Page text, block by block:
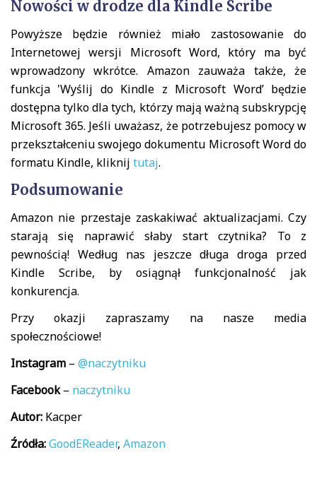
Nowości w drodze dla Kindle Scribe
Powyższe będzie również miało zastosowanie do
Internetowej wersji Microsoft Word, który ma być
wprowadzony wkrótce. Amazon zauważa także, że
funkcja 'Wyślij do Kindle z Microsoft Word’ będzie
dostępna tylko dla tych, którzy mają ważną subskrypcję
Microsoft 365. Jeśli uważasz, że potrzebujesz pomocy w
przekształceniu swojego dokumentu Microsoft Word do
formatu Kindle, kliknij tutaj.
Podsumowanie
Amazon nie przestaje zaskakiwać aktualizacjami. Czy
starają się naprawić słaby start czytnika? To z
pewnością! Według nas jeszcze długa droga przed
Kindle Scribe, by osiągnął funkcjonalność jak
konkurencja.
Przy okazji zapraszamy na nasze media
społecznościowe!
Instagram – @naczytniku
Facebook– naczytniku
Autor: Kacper
Źródła:GoodEReader, Amazon